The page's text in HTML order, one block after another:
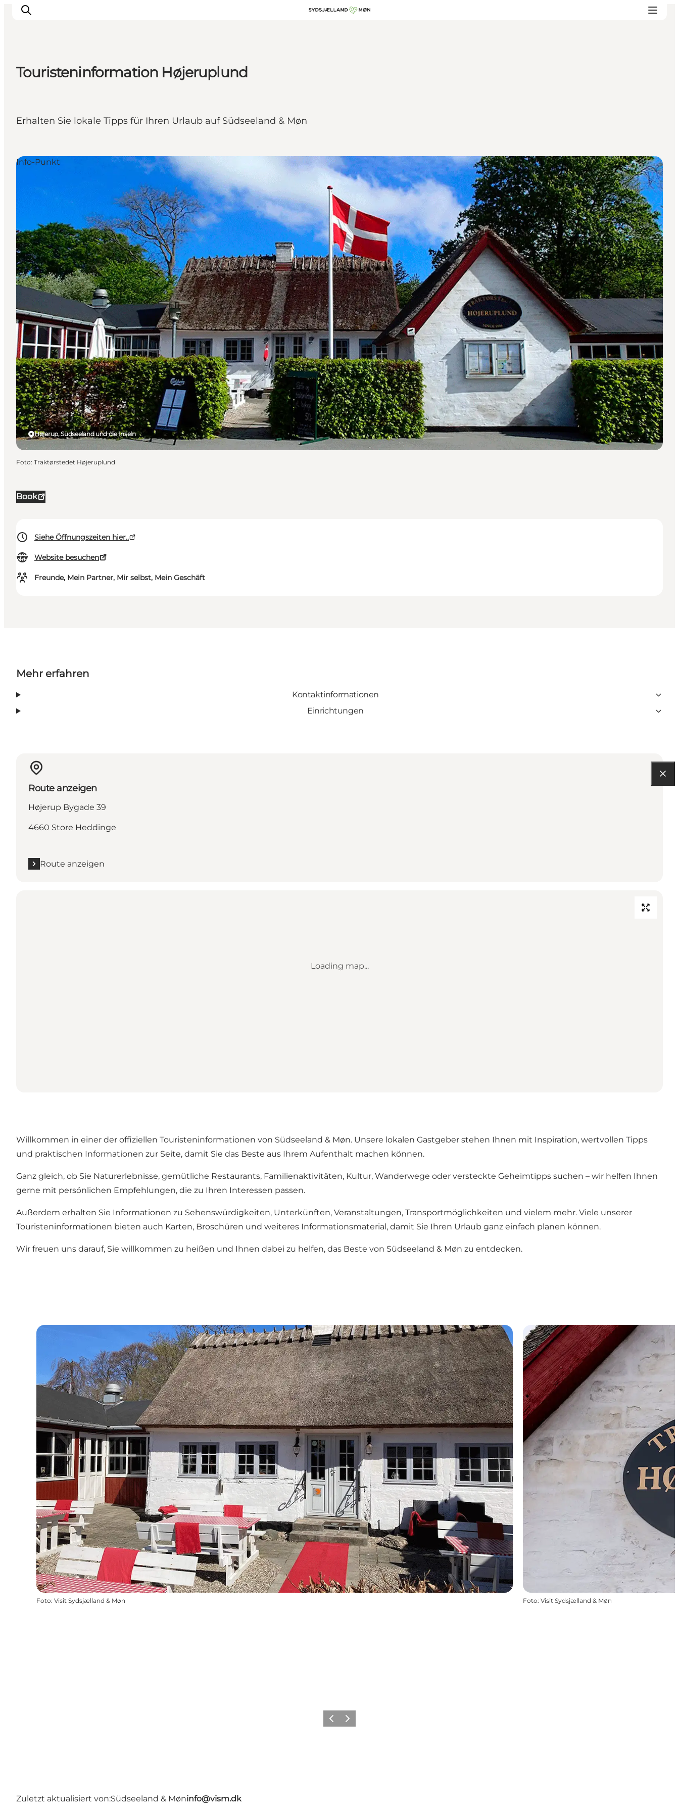
Events
Reise planen
Touristeninformation Højeruplund
Erhalten Sie lokale Tipps für Ihren Urlaub auf Südseeland & Møn
Book
Siehe Öffnungszeiten hier..
Website besuchen
Freunde, Mein Partner, Mir selbst, Mein Geschäft
Højerup, Südseeland und die Inseln
Info-Punkt
Foto: Traktørstedet Højeruplund
Mehr erfahren
Kontaktinformationen
Einrichtungen
Route anzeigen
Højerup Bygade 39
4660 Store Heddinge
Route anzeigen
Loading map...
Willkommen in einer der offiziellen Touristeninformationen von Südseeland & Møn. Unsere lokalen Gastgeber stehen Ihnen mit Inspiration, wertvollen Tipps
und praktischen Informationen zur Seite, damit Sie das Beste aus Ihrem Aufenthalt machen können.
Ganz gleich, ob Sie Naturerlebnisse, gemütliche Restaurants, Familienaktivitäten, Kultur, Wanderwege oder versteckte Geheimtipps suchen – wir helfen Ihnen
gerne mit persönlichen Empfehlungen, die zu Ihren Interessen passen.
Außerdem erhalten Sie Informationen zu Sehenswürdigkeiten, Unterkünften, Veranstaltungen, Transportmöglichkeiten und vielem mehr. Viele unserer
Touristeninformationen bieten auch Karten, Broschüren und weiteres Informationsmaterial, damit Sie Ihren Urlaub ganz einfach planen können.
Wir freuen uns darauf, Sie willkommen zu heißen und Ihnen dabei zu helfen, das Beste von Südseeland & Møn zu entdecken.
Foto: Visit Sydsjælland & Møn Foto: Visit Sydsjælland & Møn
ZurückWeiter
Zuletzt aktualisiert von:Südseeland & Møninfo@vism.dk